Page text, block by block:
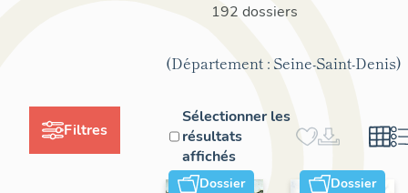
Filtres
192 dossiers
(Département : Seine-Saint-Denis)
Sélectionner les
résultats
affichés
Dossier Dossier